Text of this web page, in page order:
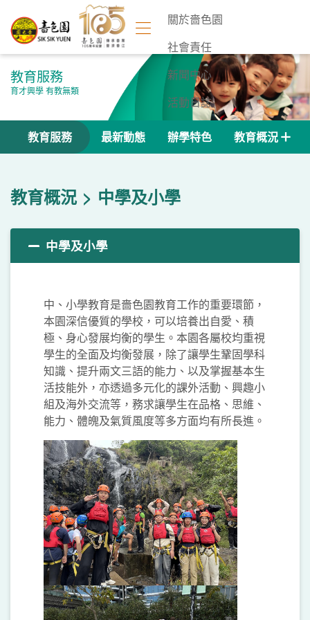
關於嗇色園
社會責任
新聞中心
活動日誌
聯絡我們
教育服務
育才興學 有教無類
教育服務 最新動態 辦學特色 教育概況
教育概況 中學及小學
中學及小學
中、小學教育是嗇色園教育工作的重要環節，
本園深信優質的學校，可以培養出自愛、積
極、身心發展均衡的學生。本園各屬校均重視
學生的全面及均衡發展，除了讓學生鞏固學科
知識、提升兩文三語的能力、以及掌握基本生
活技能外，亦透過多元化的課外活動、興趣小
組及海外交流等，務求讓學生在品格、思維、
能力、體魄及氣質風度等多方面均有所長進。